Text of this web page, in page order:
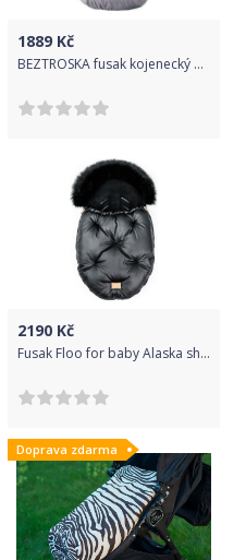
1889 Kč
BEZTROSKA fusak kojenecký Robin 0-12m light grey
2190 Kč
Fusak Floo for baby Alaska shine black/black
Doprava zdarma